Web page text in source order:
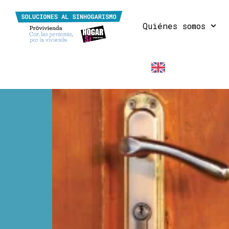
Quiénes somos
EN